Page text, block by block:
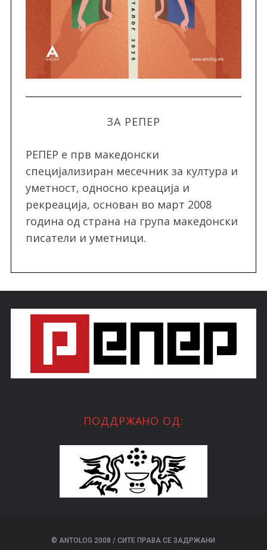
ЗА РЕПЕР
РЕПЕР e прв македонски
специјализиран месечник за култура и
уметност, односно креација и
рекреација, oснован во март 2008
година од страна на група македонски
писатели и уметници.
ПОДДРЖАНО ОД:
© ANTOLOG 2008 / СИТЕ ПРАВА СЕ ЗАДРЖАНИ